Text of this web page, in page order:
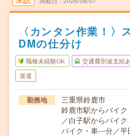
〈カンタン作業！〉
DMの仕分け
職種未経験OK 交通費別途支給
派遣
勤務地
三重県鈴鹿市
鈴鹿市駅からバイ
／白子駅からバイ
バイク・車---分／